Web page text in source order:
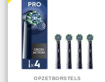
OPZETBORSTELS